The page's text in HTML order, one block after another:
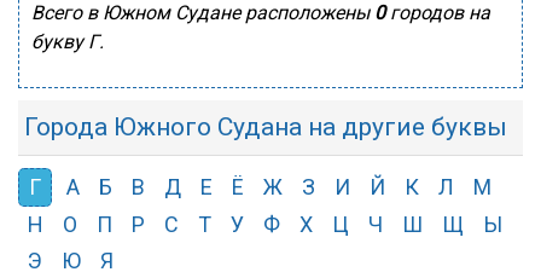
Всего в Южном Судане расположены 0городов на
букву Г.
Города Южного Судана на другие буквы
Г А Б В Д Е Ё Ж З И Й К Л
М
Н
О П Р С Т У Ф Х Ц Ч Ш Щ
Ы
Э
Ю Я